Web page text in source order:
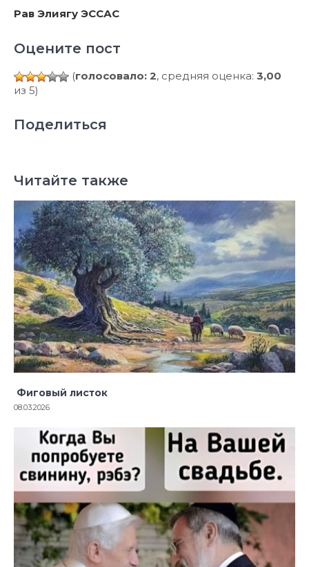
Рав Элиягу ЭССАС
Оцените пост
(голосовало: 2, средняя оценка: 3,00
из 5)
Поделиться
Читайте также
Фиговый листок
08.03.2026